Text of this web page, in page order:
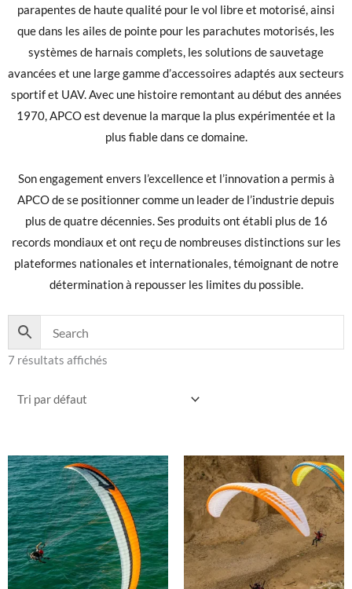
parapentes de haute qualité pour le vol libre et motorisé, ainsi
que dans les ailes de pointe pour les parachutes motorisés, les
systèmes de harnais complets, les solutions de sauvetage
avancées et une large gamme d’accessoires adaptés aux secteurs
sportif et UAV. Avec une histoire remontant au début des années
1970, APCO est devenue la marque la plus expérimentée et la
plus fiable dans ce domaine.
Son engagement envers l’excellence et l’innovation a permis à
APCO de se positionner comme un leader de l’industrie depuis
plus de quatre décennies. Ses produits ont établi plus de 16
records mondiaux et ont reçu de nombreuses distinctions sur les
plateformes nationales et internationales, témoignant de notre
détermination à repousser les limites du possible.
7 résultats affichés
Ce
produit
a
plusieurs
variations.
Les